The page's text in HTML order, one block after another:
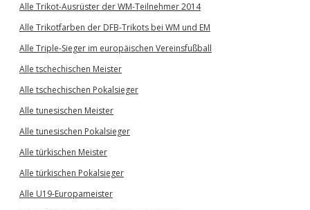
Alle Trikot-Ausrüster der WM-Teilnehmer 2014
Alle Trikotfarben der DFB-Trikots bei WM und EM
Alle Triple-Sieger im europäischen Vereinsfußball
Alle tschechischen Meister
Alle tschechischen Pokalsieger
Alle tunesischen Meister
Alle tunesischen Pokalsieger
Alle türkischen Meister
Alle türkischen Pokalsieger
Alle U19-Europameister